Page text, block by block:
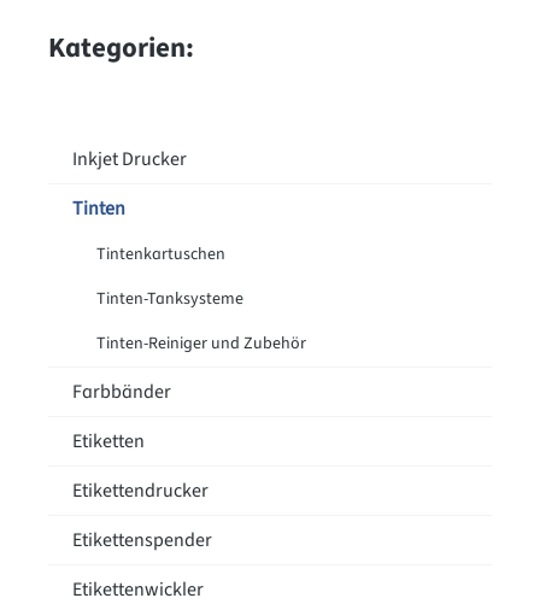
Kategorien:
Inkjet Drucker
Tinten
Tintenkartuschen
Tinten-Tanksysteme
Tinten-Reiniger und Zubehör
Farbbänder
Etiketten
Etikettendrucker
Etikettenspender
Etikettenwickler